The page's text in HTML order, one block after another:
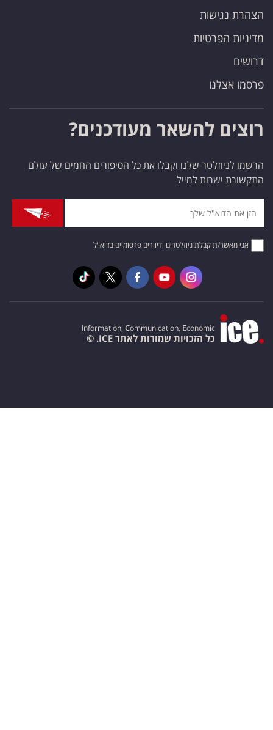
הצהרת נגישות
מדיניות הפרטיות
דרושים
פרסמו אצלנו
רוצים להשאר מעודכנים?
הרשמו לניוזלטר שלנו וקבלו את כל הסיפורים החמים של עולם
התקשורת ישרות למייל
אני מאשר/ת קבלת ניוזלטרים ודיוורים פרסומיים בדוא"ל
Information, Communication, Economic
כל הזכויות שמורות לאתר ICE. ©